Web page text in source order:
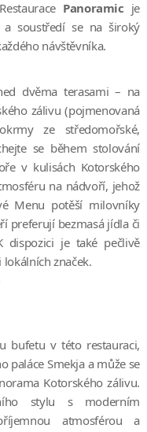
Panoramic je
soustředí se na široký
návštěvníka.
dvěma terasami – na
zálivu (pojmenovaná
ze středomořské,
se během stolování
v kulisách Kotorského
na nádvoří, jehož
Menu potěší milovníky
preferují bezmasá jídla či
dispozici je také pečlivě
značek.
bufetu v této restauraci,
paláce Smekja a může se
Kotorského zálivu.
stylu s moderním
atmosférou a